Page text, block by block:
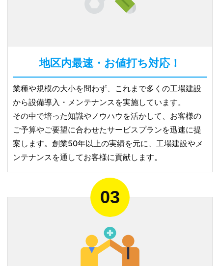
地区内最速・お値打ち対応！
業種や規模の大小を問わず、これまで多くの工場建設
から設備導入・メンテナンスを実施しています。
その中で培った知識やノウハウを活かして、お客様の
ご予算やご要望に合わせたサービスプランを迅速に提
案します。創業50年以上の実績を元に、工場建設やメ
ンテナンスを通してお客様に貢献します。